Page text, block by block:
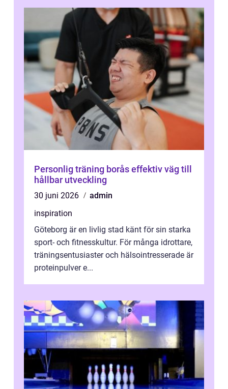
Personlig träning borås effektiv väg till
hållbar utveckling
30 juni 2026
admin
inspiration
Göteborg är en livlig stad känt för sin starka
sport- och fitnesskultur. För många idrottare,
träningsentusiaster och hälsointresserade är
proteinpulver e...